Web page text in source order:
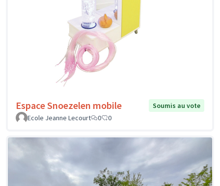
Espace Snoezelen mobile
Soumis au vote
Ecole Jeanne Lecourt
0 0